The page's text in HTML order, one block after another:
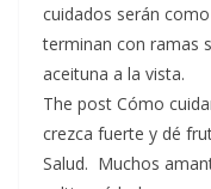
cuidados serán
terminan con ramas
aceituna a la vista.
The post Cómo
crezca fuerte y dé
Salud. Muchos